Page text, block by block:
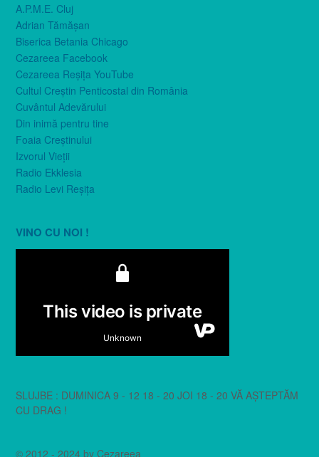
A.P.M.E. Cluj
Adrian Tămăşan
Biserica Betania Chicago
Cezareea Facebook
Cezareea Reşiţa YouTube
Cultul Creştin Penticostal din România
Cuvântul Adevărului
Din inimă pentru tine
Foaia Creştinului
Izvorul Vieţii
Radio Ekklesia
Radio Levi Reşiţa
VINO CU NOI !
SLUJBE : DUMINICA 9 - 12 18 - 20 JOI 18 - 20 VĂ AȘTEPTĂM
CU DRAG !
© 2012 - 2024 by Cezareea